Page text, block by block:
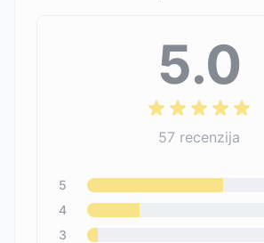
5.0
57 recenzija
5
4
3